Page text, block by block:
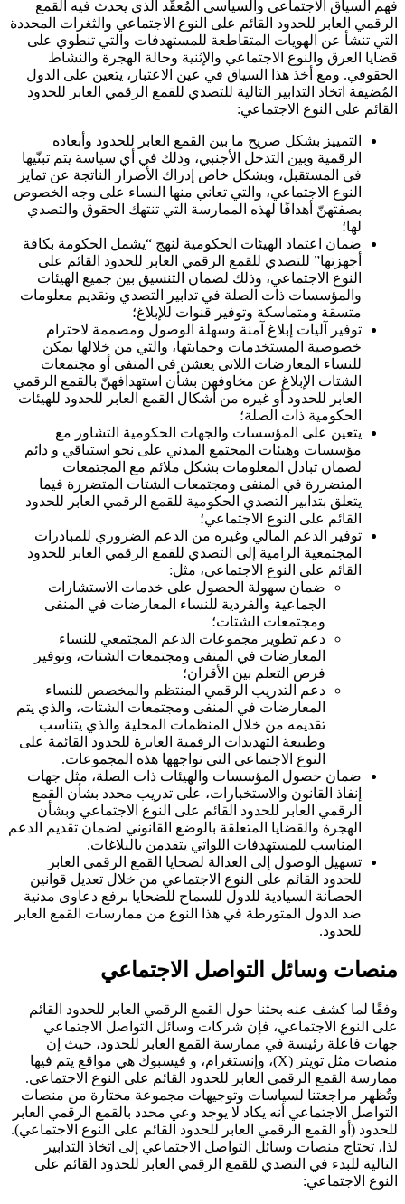
فهم السياق الاجتماعي والسياسي المُعقَّد الذي يحدث فيه القمع
الرقمي العابر للحدود القائم على النوع الاجتماعي والثغرات المحددة
التي تنشأ عن الهويات المتقاطعة للمستهدفات والتي تنطوي على
قضايا العرق والنوع الاجتماعي والإثنية وحالة الهجرة والنشاط
الحقوقي. ومع أخذ هذا السياق في عين الاعتبار، يتعين على الدول
المُضيفة اتخاذ التدابير التالية للتصدي للقمع الرقمي العابر للحدود
القائم على النوع الاجتماعي:
التمييز بشكل صريح ما بين القمع العابر للحدود وأبعاده
الرقمية وبين التدخل الأجنبي، وذلك في أي سياسة يتم تبنّيها
في المستقبل، وبشكل خاص إدراك الأضرار الناتجة عن تمايز
النوع الاجتماعي، والتي تعاني منها النساء على وجه الخصوص
بصفتهنّ أهدافًا لهذه الممارسة التي تنتهك الحقوق والتصدي
لها؛
ضمان اعتماد الهيئات الحكومية لنهج “يشمل الحكومة بكافة
أجهزتها” للتصدي للقمع الرقمي العابر للحدود القائم على
النوع الاجتماعي، وذلك لضمان التنسيق بين جميع الهيئات
والمؤسسات ذات الصلة في تدابير التصدي وتقديم معلومات
متسقة ومتماسكة وتوفير قنوات للإبلاغ؛
توفير آليات إبلاغ آمنة وسهلة الوصول ومصممة لاحترام
خصوصية المستخدمات وحمايتها، والتي من خلالها يمكن
للنساء المعارضات اللاتي يعشن في المنفى أو مجتمعات
الشتات الإبلاغ عن مخاوفهن بشأن استهدافهنّ بالقمع الرقمي
العابر للحدود أو غيره من أشكال القمع العابر للحدود للهيئات
الحكومية ذات الصلة؛
يتعين على المؤسسات والجهات الحكومية التشاور مع
مؤسسات وهيئات المجتمع المدني على نحو استباقي و دائم
لضمان تبادل المعلومات بشكل ملائم مع المجتمعات
المتضررة في المنفى ومجتمعات الشتات المتضررة فيما
يتعلق بتدابير التصدي الحكومية للقمع الرقمي العابر للحدود
القائم على النوع الاجتماعي؛
توفير الدعم المالي وغيره من الدعم الضروري للمبادرات
المجتمعية الرامية إلى التصدي للقمع الرقمي العابر للحدود
القائم على النوع الاجتماعي، مثل:
ضمان سهولة الحصول على خدمات الاستشارات
الجماعية والفردية للنساء المعارضات في المنفى
ومجتمعات الشتات؛
دعم تطوير مجموعات الدعم المجتمعي للنساء
المعارضات في المنفى ومجتمعات الشتات، وتوفير
فرص التعلم بين الأقران؛
دعم التدريب الرقمي المنتظم والمخصص للنساء
المعارضات في المنفى ومجتمعات الشتات، والذي يتم
تقديمه من خلال المنظمات المحلية والذي يتناسب
وطبيعة التهديدات الرقمية العابرة للحدود القائمة على
النوع الاجتماعي التي تواجهها هذه المجموعات.
ضمان حصول المؤسسات والهيئات ذات الصلة، مثل جهات
إنفاذ القانون والاستخبارات، على تدريب محدد بشأن القمع
الرقمي العابر للحدود القائم على النوع الاجتماعي وبشأن
الهجرة والقضايا المتعلقة بالوضع القانوني لضمان تقديم الدعم
المناسب للمستهدفات اللواتي يتقدمن بالبلاغات.
تسهيل الوصول إلى العدالة لضحايا القمع الرقمي العابر
للحدود القائم على النوع الاجتماعي من خلال تعديل قوانين
الحصانة السيادية للدول للسماح للضحايا برفع دعاوى مدنية
ضد الدول المتورطة في هذا النوع من ممارسات القمع العابر
للحدود.
منصات وسائل التواصل الاجتماعي
وفقًا لما كشف عنه بحثنا حول القمع الرقمي العابر للحدود القائم
على النوع الاجتماعي، فإن شركات وسائل التواصل الاجتماعي
جهات فاعلة رئيسة في ممارسة القمع العابر للحدود، حيث إن
منصات مثل تويتر (X)، وإنستغرام، و فيسبوك هي مواقع يتم فيها
ممارسة القمع الرقمي العابر للحدود القائم على النوع الاجتماعي.
وتُظهر مراجعتنا لسياسات وتوجيهات مجموعة مختارة من منصات
التواصل الاجتماعي أنه يكاد لا يوجد وعي محدد بالقمع الرقمي العابر
للحدود (أو القمع الرقمي العابر للحدود القائم على النوع الاجتماعي).
لذا، تحتاج منصات وسائل التواصل الاجتماعي إلى اتخاذ التدابير
التالية للبدء في التصدي للقمع الرقمي العابر للحدود القائم على
النوع الاجتماعي: